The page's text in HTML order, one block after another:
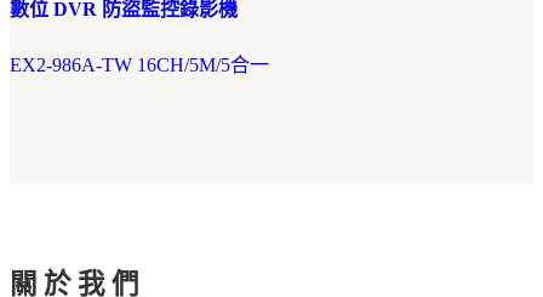
數位 DVR 防盜監控錄影機
EX2-986A-TW 16CH/5M/5合一
關於我們